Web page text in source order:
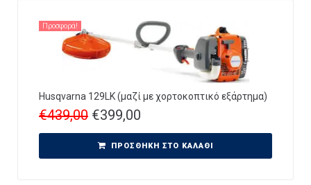
Προσφορά!
Husqvarna 129LK (μαζί με χορτοκοπτικό εξάρτημα)
€439,00 €399,00
ΠΡΟΣΘΉΚΗ ΣΤΟ ΚΑΛΆΘΙ